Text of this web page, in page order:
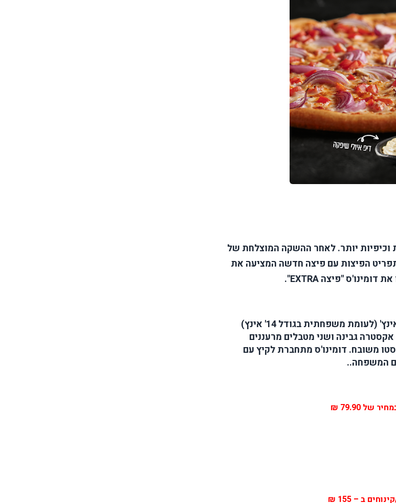
וכיפיות יותר. לאחר ההשקה המוצלחת של
הפיצות עם פיצה חדשה המציעה את
את דומינו'ס "פיצהEXTRA
".
כראוי לפיצה אקסטרה, הפיצה החדשה שודרגה לגודל 16 אינץ' (לעומת משפחתית בגודל 14' אינץ)
גבינה ושני מטבלים מרעננים
משובח. דומינו'ס מתחברת לקיץ עם
המשפחה..